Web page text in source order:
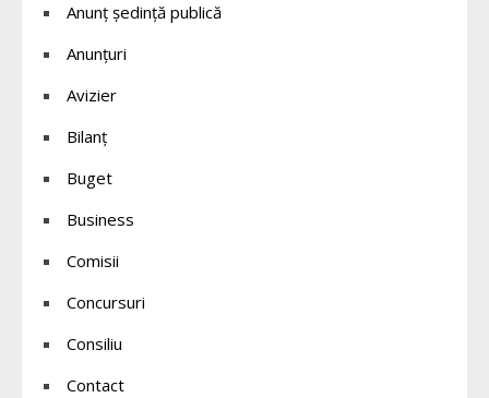
Anunț ședință publică
Anunțuri
Avizier
Bilanț
Buget
Business
Comisii
Concursuri
Consiliu
Contact